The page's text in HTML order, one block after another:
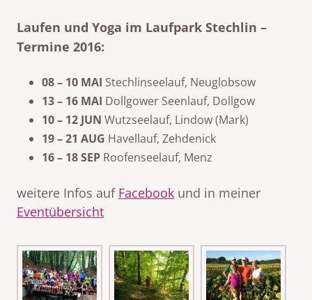
Laufen und Yoga im Laufpark Stechlin –
Termine 2016:
08 – 10 MAI Stechlinseelauf, Neuglobsow
13 – 16 MAI Dollgower Seenlauf, Dollgow
10 – 12 JUN Wutzseelauf, Lindow (Mark)
19 – 21 AUG Havellauf, Zehdenick
16 – 18 SEP Roofenseelauf, Menz
weitere Infos auf Facebook und in meiner
Eventübersicht